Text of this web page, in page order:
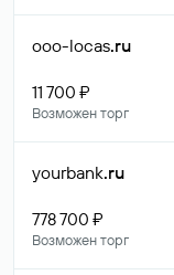
ooo-locas.ru
11 700 ₽
Возможен торг
yourbank.ru
778 700 ₽
Возможен торг